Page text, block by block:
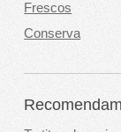
Frescos
Conserva